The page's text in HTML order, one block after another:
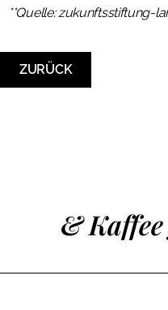
**Quelle: zukunftsstiftung-
ZURÜCK
& Kaffee